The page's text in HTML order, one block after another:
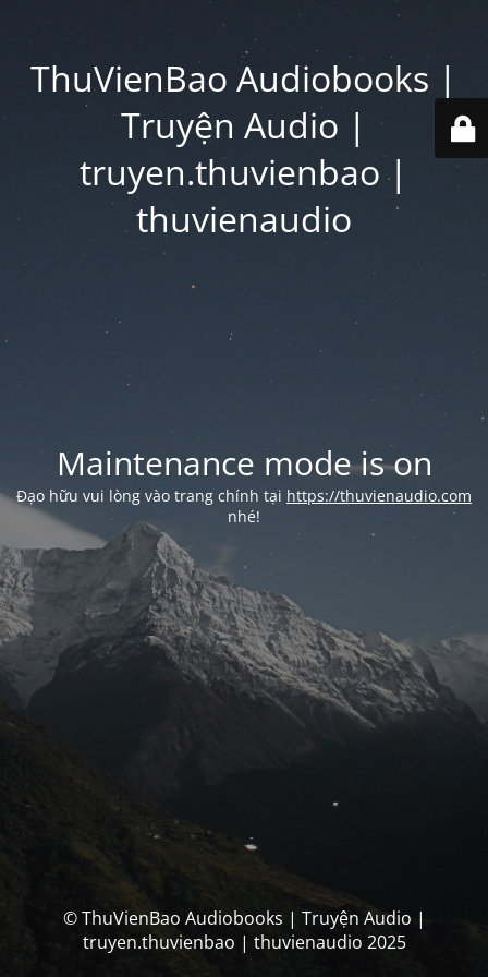
ThuVienBao Audiobooks |
Truyện Audio |
truyen.thuvienbao |
thuvienaudio
Maintenance mode is on
Đạo hữu vui lòng vào trang chính tại https://thuvienaudio.com
nhé!
© ThuVienBao Audiobooks | Truyện Audio |
truyen.thuvienbao | thuvienaudio 2025